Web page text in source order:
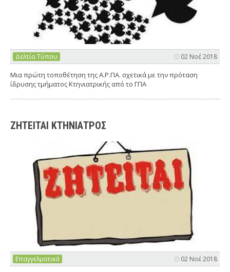
Δελτία Τύπου 02 Νοέ 2018
Μια πρώτη τοποθέτηση της Α.Ρ.ΠΑ. σχετικά με την πρόταση
ίδρυσης τμήματος Κτηνιατρικής από το ΓΠΑ
ΖΗΤΕΙΤΑΙ ΚΤΗΝΙΑΤΡΟΣ
Επαγγελματικά 02 Νοέ 2018